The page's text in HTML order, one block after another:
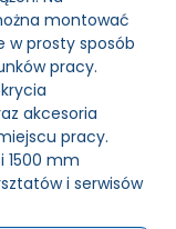
montować
w prosty sposób
pracy.
akcesoria
pracy.
1500 mm
i serwisów